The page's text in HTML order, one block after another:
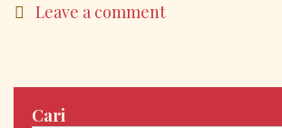
Efektif
Leave a comment
Cari